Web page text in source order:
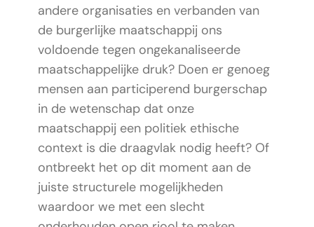
andere organisaties en verbanden van
de burgerlijke maatschappij ons
voldoende tegen ongekanaliseerde
maatschappelijke druk? Doen er genoeg
mensen aan participerend burgerschap
in de wetenschap dat onze
maatschappij een politiek ethische
context is die draagvlak nodig heeft? Of
ontbreekt het op dit moment aan de
juiste structurele mogelijkheden
waardoor we met een slecht